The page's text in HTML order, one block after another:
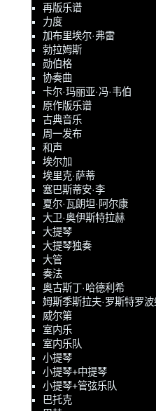
再版乐谱
力度
加布里埃尔·弗雷
勃拉姆斯
勋伯格
协奏曲
卡尔·玛丽亚·冯·韦伯
原作版乐谱
古典音乐
周一发布
和声
埃尔加
埃里克·萨蒂
塞巴斯蒂安·李
夏尔·瓦朗坦·阿尔康
大卫·奥伊斯特拉赫
大提琴
大提琴独奏
大管
奏法
奥古斯丁·哈德利希
姆斯季斯拉夫·罗斯特罗波
威尔第
室内乐
室内乐队
小提琴
小提琴+中提琴
小提琴+管弦乐队
巴托克